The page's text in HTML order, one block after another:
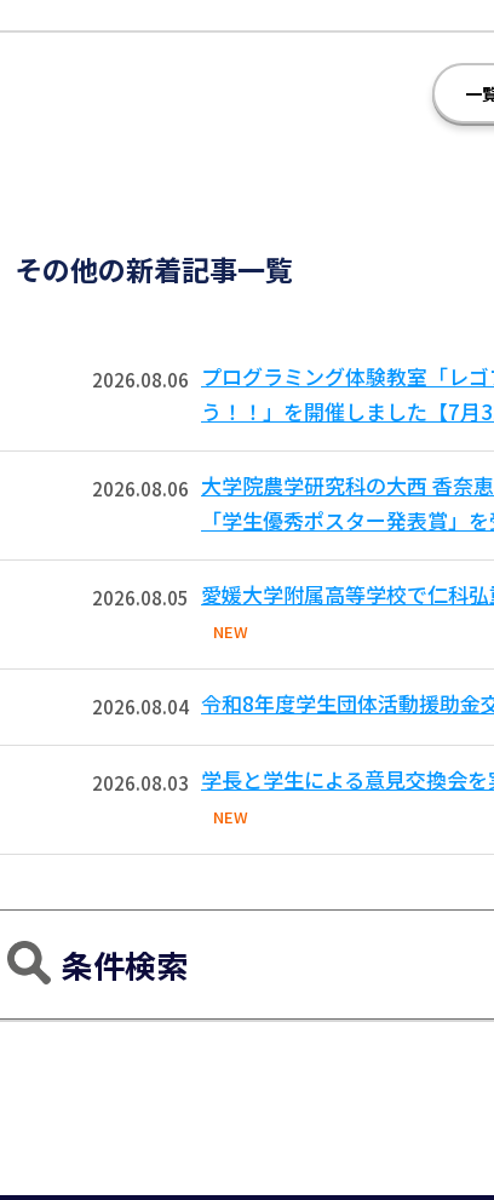
一
その他の新着記事一覧
2026.08.06
プログラミング体験教室「レ
う！！」を開催しました【7月
2026.08.06 大学院農学研究科の大西 香奈
「学生優秀ポスター発表賞」
2026.08.05 愛媛大学附属高等学校で仁科
NEW
2026.08.04 令和8年度学生団体活動援助金
2026.08.03 学長と学生による意見交換会
NEW
条件検索